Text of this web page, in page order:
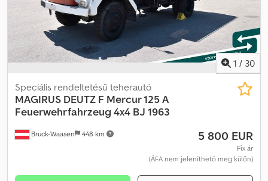
1 / 30
Bruck-Waasen 448 km
Speciális rendeltetésű teherautó
MAGIRUS DEUTZ F Mercur 125 A
Feuerwehrfahrzeug 4x4 BJ 1963
5 800 EUR
Fix ár
(ÁFA nem jeleníthető meg külön)